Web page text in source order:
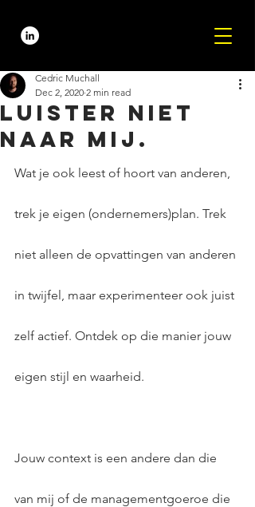
Luister niet
naar mij.
Cedric Muchall
Dec 2, 2020 2 min read
Wat je ook leest of hoort van anderen,
trek je eigen (ondernemers)plan. Trek
niet alleen de opvattingen van anderen
in twijfel, maar experimenteer ook juist
zelf actief. Ontdek op die manier jouw
eigen stijl en waarheid.
Jouw context is een andere dan die
van mij of de managementgoeroe die